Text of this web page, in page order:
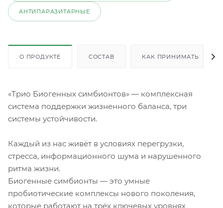
АНТИПАРАЗИТАРНЫЕ
О ПРОДУКТЕ СОСТАВ КАК ПРИНИМАТЬ
«Трио Биогенных симбионтов» — комплексная
система поддержки жизненного баланса, три
системы устойчивости.
Каждый из нас живёт в условиях перегрузки,
стресса, информационного шума и нарушенного
ритма жизни.
Биогенные симбионты — это умные
пробиотические комплексы нового поколения,
которые работают на трёх ключевых уровнях